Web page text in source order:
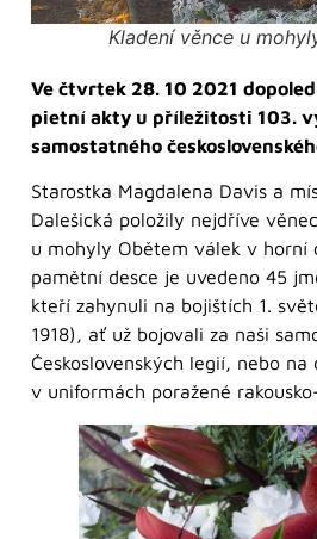
Kladení věnce u
Ve čtvrtek 28. 10 2021
pietní akty u příležitosti 103.
samostatného
Starostka Magdalena Davis a
Dalešická položily nejdříve
u mohyly Obětem válek v horní
pamětní desce je uvedeno 45
kteří zahynuli na bojištích 1.
1918), ať už bojovali za naši
Československých legií, nebo na
v uniformách poražené